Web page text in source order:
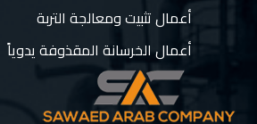
أعمال تثبيت ومعالجة التربة
أعمال الخرسانة المقذوفة يدوياً